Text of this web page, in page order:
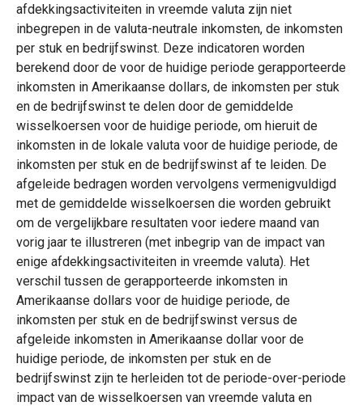
afdekkingsactiviteiten in vreemde valuta zijn niet
inbegrepen in de valuta-neutrale inkomsten, de inkomsten
per stuk en bedrijfswinst. Deze indicatoren worden
berekend door de voor de huidige periode gerapporteerde
inkomsten in Amerikaanse dollars, de inkomsten per stuk
en de bedrijfswinst te delen door de gemiddelde
wisselkoersen voor de huidige periode, om hieruit de
inkomsten in de lokale valuta voor de huidige periode, de
inkomsten per stuk en de bedrijfswinst af te leiden. De
afgeleide bedragen worden vervolgens vermenigvuldigd
met de gemiddelde wisselkoersen die worden gebruikt
om de vergelijkbare resultaten voor iedere maand van
vorig jaar te illustreren (met inbegrip van de impact van
enige afdekkingsactiviteiten in vreemde valuta). Het
verschil tussen de gerapporteerde inkomsten in
Amerikaanse dollars voor de huidige periode, de
inkomsten per stuk en de bedrijfswinst versus de
afgeleide inkomsten in Amerikaanse dollar voor de
huidige periode, de inkomsten per stuk en de
bedrijfswinst zijn te herleiden tot de periode-over-periode
impact van de wisselkoersen van vreemde valuta en